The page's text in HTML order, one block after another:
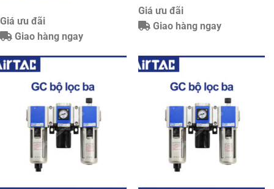
Giá ưu đãi
Giao hàng ngay
Giá ưu đãi
Giao hàng ngay